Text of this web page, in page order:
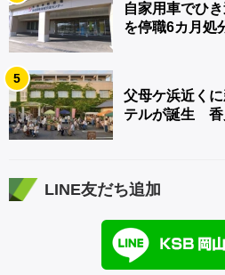
自家用車でひ
を停職6カ月
5
父母ケ浜近く
テルが誕生 香
LINE友だち追加